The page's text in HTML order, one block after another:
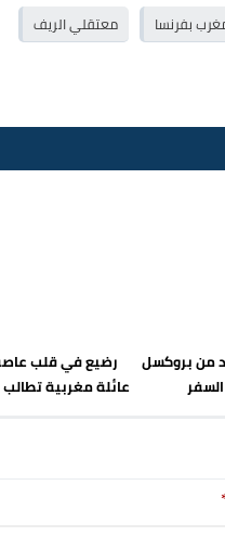
بفرنسا
معتقلي الريف
من بروكسل
رضيع في قلب
عائلة مغربية تطالب
*